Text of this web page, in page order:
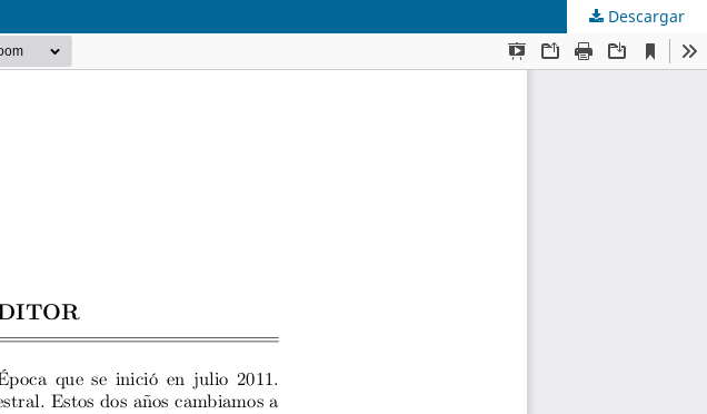
Descargar